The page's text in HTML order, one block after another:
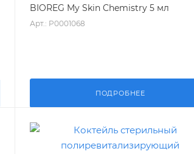
BIOREG My Skin Chemistry 5 мл
Арт.: P0001068
ПОДРОБНЕЕ